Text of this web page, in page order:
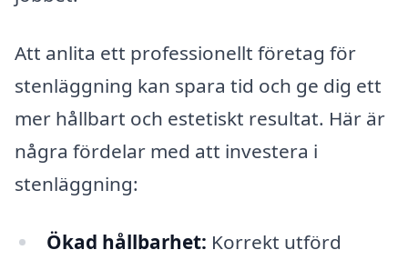
Att anlita ett professionellt företag för
stenläggning kan spara tid och ge dig ett
mer hållbart och estetiskt resultat. Här är
några fördelar med att investera i
stenläggning:
Ökad hållbarhet: Korrekt utförd